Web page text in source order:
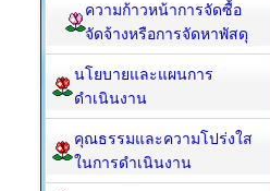
ความก้าวหน้าการจัดซื้อ
จัดจ้างหรือการจัดหาพัสดุ
นโยบายและแผนการ
ดำเนินงาน
คุณธรรมและความโปร่งใส
ในการดำเนินงาน